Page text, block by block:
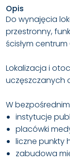
Opis
Do wynajęcia
przestronny,
ścisłym
Lokalizacja i
uczęszczanych
W
instytucje
placówki
liczne punkty
zabudowa